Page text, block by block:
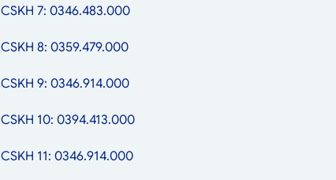
CSKH 7: 0346.483.000
CSKH 8: 0359.479.000
CSKH 9: 0346.914.000
CSKH 10: 0394.413.000
CSKH 11: 0346.914.000